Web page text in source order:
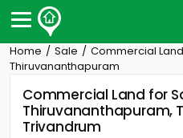
Post Your Property
Post Your Requirement
Properties for Sale
Home Sale Commercial Land
Thiruvananthapuram
Commercial Land for
Thiruvananthapuram,
Trivandrum